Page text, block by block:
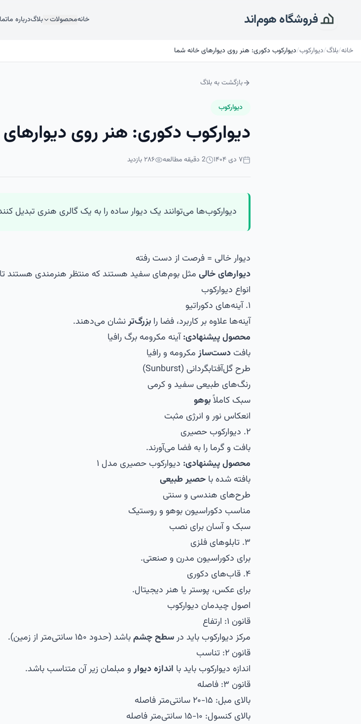
فروشگاه هوم‌اند خانهمحصولات بلاگدرباره ما
خانه/بلاگ/دیوارکوب/دیوارکوب دکوری: هنر روی دیوارهای خانه شما
بازگشت به بلاگ
دیوارکوب
دیوارکوب دکوری: هنر روی
۷ دی ۱۴۰۴ 2 دقیقه مطالعه ۲۸۶ بازدید
دیوارکوب‌ها می‌توانند یک دیوار ساده را به یک گالری هنری تبدیل
دیوار خالی = فرصت از دست رفته
دیوارهای خالی مثل بوم‌های سفید هستند که منتظر هنرمندی هستند تا
انواع دیوارکوب
۱. آینه‌های دکوراتیو
آینه‌ها علاوه بر کاربرد، فضا را بزرگ‌ترنشان می‌دهند.
محصول پیشنهادی: آینه مکرومه برگ رافیا
بافت دست‌سازمکرومه و رافیا
طرح گل‌آفتابگردانی (Sunburst)
رنگ‌های طبیعی سفید و کرمی
سبک کاملاًبوهو
انعکاس نور و انرژی مثبت
۲. دیوارکوب حصیری
بافت و گرما را به فضا می‌آورند.
محصول پیشنهادی: دیوارکوب حصیری مدل ۱
بافته شده با حصیر طبیعی
طرح‌های هندسی و سنتی
مناسب دکوراسیون بوهو و روستیک
سبک و آسان برای نصب
۳. تابلوهای فلزی
برای دکوراسیون مدرن و صنعتی.
۴. قاب‌های دکوری
برای عکس، پوستر یا هنر دیجیتال.
اصول چیدمان دیوارکوب
قانون ۱: ارتفاع
مرکز دیوارکوب باید درسطح چشمباشد (حدود ۱۵۰ سانتی‌متر از زمین).
قانون ۲: تناسب
اندازه دیوارکوب باید با اندازه دیوارو مبلمان زیر آن متناسب باشد.
قانون ۳: فاصله
بالای مبل: ۱۵-۲۰ سانتی‌متر فاصله
بالای کنسول: ۱۰-۱۵ سانتی‌متر فاصله